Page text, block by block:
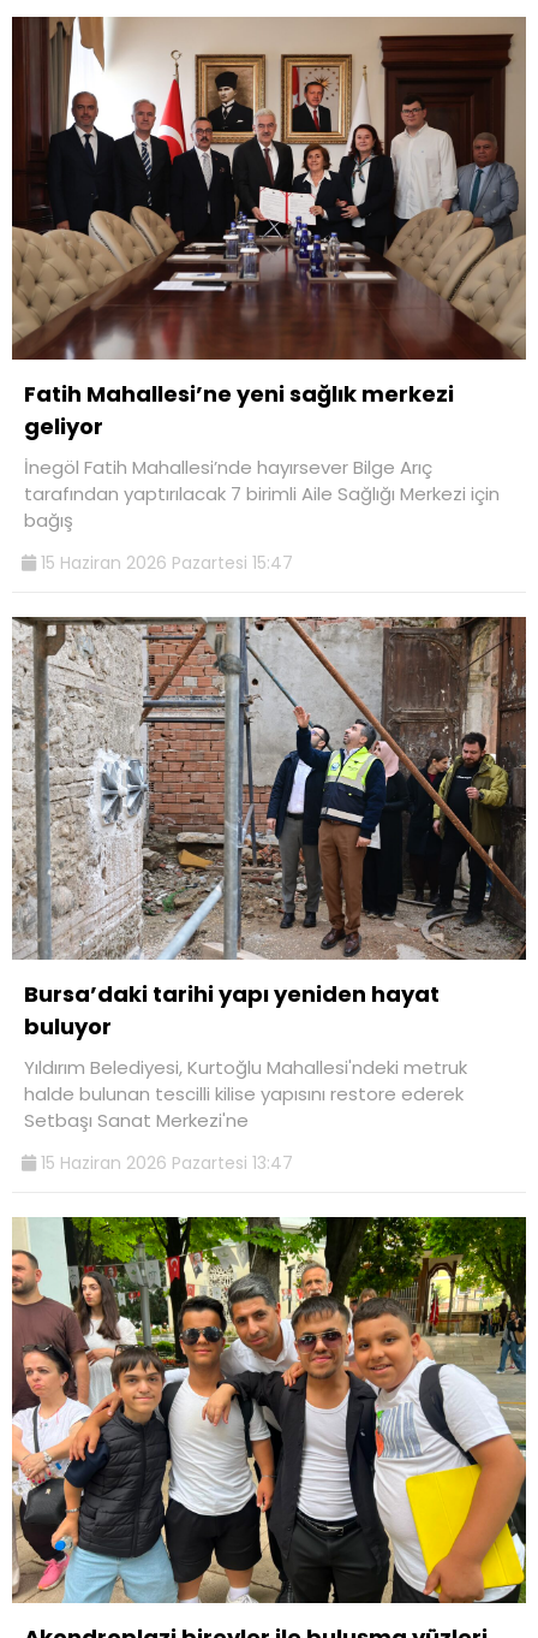
Fatih Mahallesi’ne yeni sağlık merkezi
geliyor
İnegöl Fatih Mahallesi’nde hayırsever Bilge Arıç
tarafından yaptırılacak 7 birimli Aile Sağlığı Merkezi için
bağış
15 Haziran 2026 Pazartesi 15:47
Bursa’daki tarihi yapı yeniden hayat
buluyor
Yıldırım Belediyesi, Kurtoğlu Mahallesi'ndeki metruk
halde bulunan tescilli kilise yapısını restore ederek
Setbaşı Sanat Merkezi'ne
15 Haziran 2026 Pazartesi 13:47